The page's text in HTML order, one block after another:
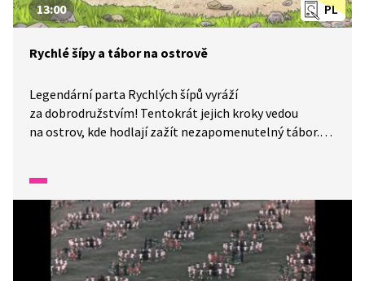
PL
13:00
Rychlé šípy a tábor na ostrově
Legendární parta Rychlých šípů vyráží
za dobrodružstvím! Tentokrát jejich kroky vedou
na ostrov, kde hodlají zažít nezapomenutelný tábor.
adaptovat na drsné podmínky divočiny, nebo bude
pro ostatní spíše přítěží? Sledujte příběh o přátelství,
zkoušce charakteru a kouzlu prázdnin pod stanem.